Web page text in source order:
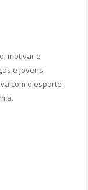
motivar e
e jovens
com o esporte